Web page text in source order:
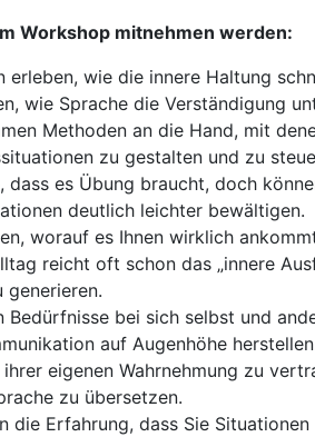
Workshop mitnehmen werden:
erleben, wie die innere Haltung
wie Sprache die Verständigung
Methoden an die Hand, mit
zu gestalten und zu
dass es Übung braucht, doch
deutlich leichter bewältigen.
worauf es Ihnen wirklich
reicht oft schon das „innere
generieren.
Bedürfnisse bei sich selbst und
auf Augenhöhe
ihrer eigenen Wahrnehmung zu
zu übersetzen.
die Erfahrung, dass Sie